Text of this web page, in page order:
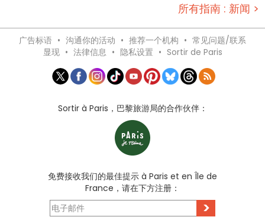
所有指南 : 新闻 >
广告标语 • 沟通你的活动 • 推荐一个机构 • 常见问题/联系
显现 • 法律信息 • 隐私设置 • Sortir de Paris
Sortir à Paris，巴黎旅游局的合作伙伴：
免费接收我们的最佳提示 à Paris et en Île de
France，请在下方注册：
>